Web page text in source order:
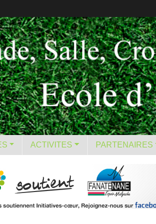
ACTIVITES PARTENAIRES